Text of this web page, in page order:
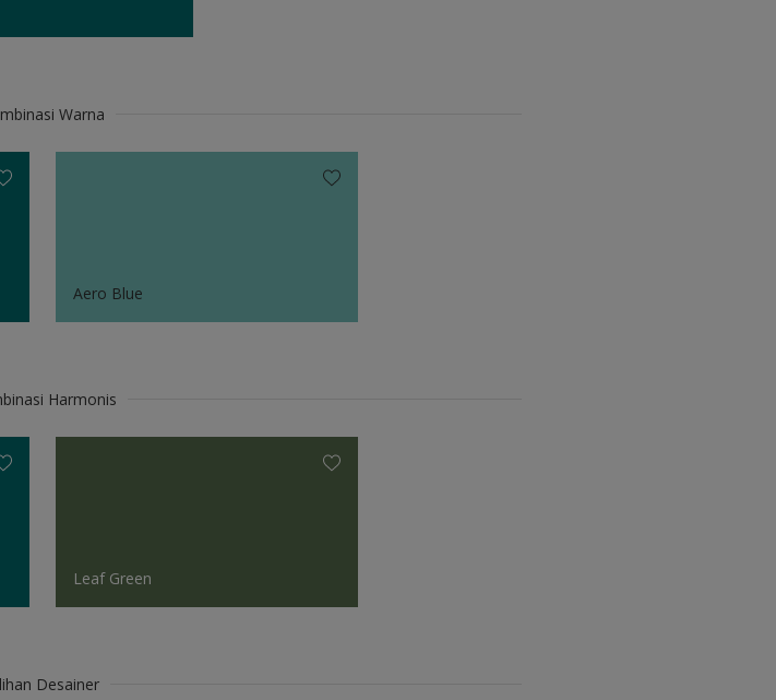
Warna
Aero Blue
Harmonis
Leaf Green
Desainer